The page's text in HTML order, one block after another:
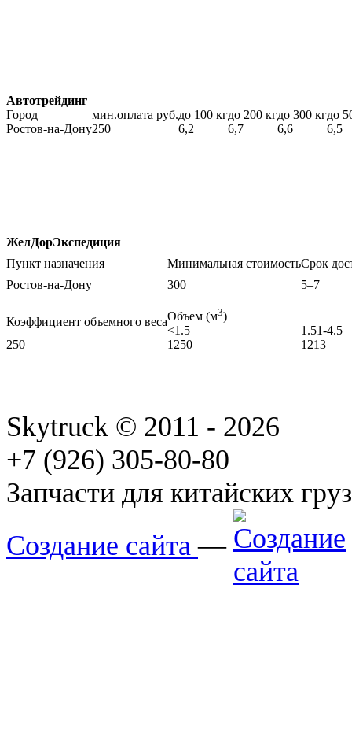
Автотрейдинг
Город
мин.оплата руб.до 100 кгдо 200 кгдо 300 кгдо
Ростов-на-Дону250 6,2 6,7 6,6 6,5
ЖелДорЭкспедиция
Пункт назначения
Минимальная стоимостьСрок
Ростов-на-Дону
300 5–7
Коэффициент объемного весаОбъем (м3)
<1.5
1.51-4.5
250
1250 1213
Skytruck © 2011 - 2026
+7 (926) 305-80-80
Запчасти для китайских
Создание сайта—